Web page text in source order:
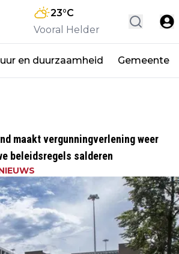
23°C
Vooral Helder
en duurzaamheid Gemeente
maakt vergunningverlening weer
beleidsregels salderen